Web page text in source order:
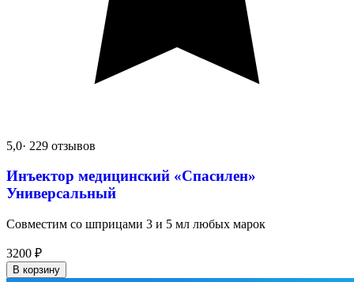
5,0· 229 отзывов
Инъектор медицинский «Спасилен»
Универсальный
Совместим со шприцами 3 и 5 мл любых марок
3200 ₽
В корзину